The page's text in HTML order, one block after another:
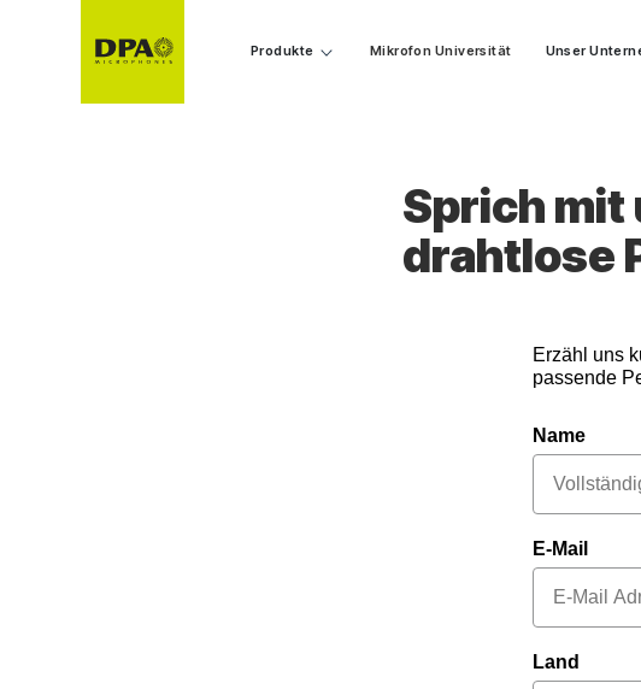
Produkte Mikrofon Universität Unser
Sprich mit
drahtlose
Erzähl uns
passende
Name
E-Mail
Land